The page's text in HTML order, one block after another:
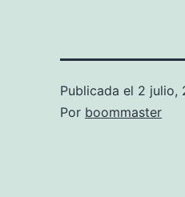
Publicada el 2 julio,
Por boommaster